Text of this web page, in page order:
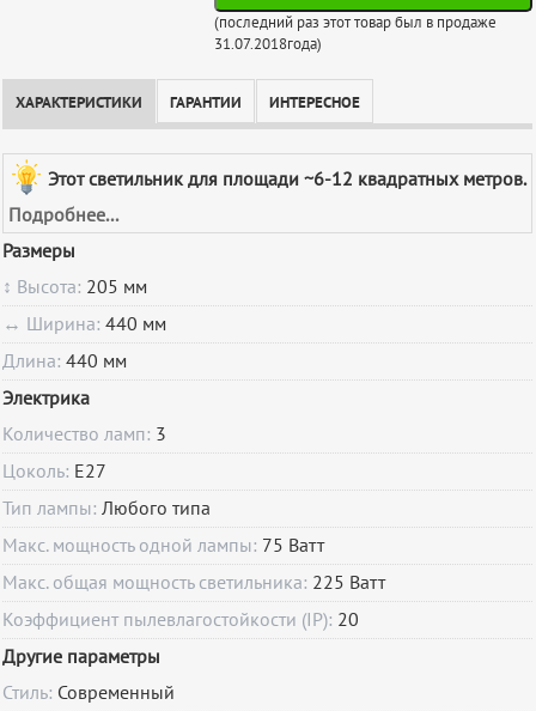
(последний раз этот товар был в продаже
31.07.2018года)
ХАРАКТЕРИСТИКИ ГАРАНТИИ ИНТЕРЕСНОЕ
Этот светильник для площади ~6-12 квадратных метров.
Подробнее...
Размеры
↕ Высота: 205 мм
↔ Ширина:440 мм
Длина:440 мм
Электрика
Количество ламп: 3
Цоколь: E27
Тип лампы:Любого типа
Макс. мощность одной лампы: 75 Ватт
Макс. общая мощность светильника: 225 Ватт
Коэффициент пылевлагостойкости (IP): 20
Другие параметры
Стиль: Современный